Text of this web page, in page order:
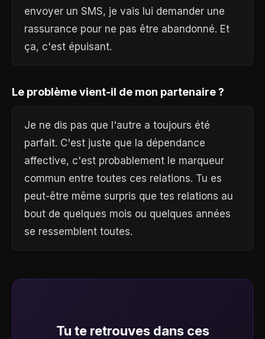
envoyer un SMS, je vais lui demander une
rassurance pour ne pas être abandonné. Et
ça, c'est épuisant.
Le problème vient-il de mon partenaire ?
Je ne dis pas que l'autre a toujours été
parfait. C'est juste que la dépendance
affective, c'est probablement le marqueur
commun entre toutes ces relations. Tu es
peut-être même surpris que tes relations au
bout de quelques mois ou quelques années
se ressemblent toutes.
Tu te retrouves dans ces